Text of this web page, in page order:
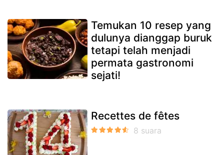
Temukan 10 resep yang
dulunya dianggap buruk
tetapi telah menjadi
permata gastronomi
sejati!
Recettes de fêtes